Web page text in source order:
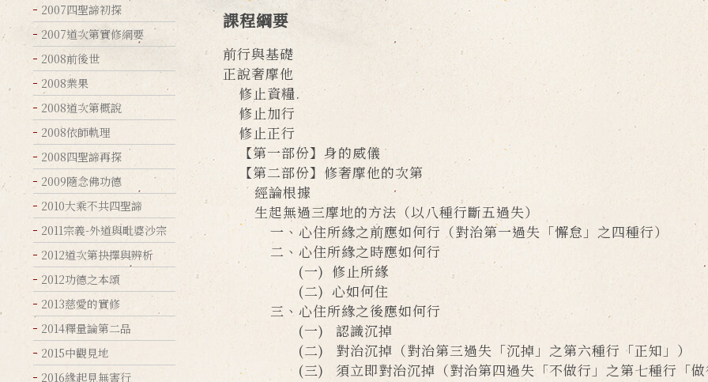
2007四聖諦初探
2007道次第實修綱要
2008前後世
2008業果
2008道次第概說
2008依師軌理
2008四聖諦再探
2009隨念佛功德
2010大乘不共四聖諦
2011宗義-外道與毗婆沙宗
2012道次第抉擇與辨析
2012功德之本頌
2013慈愛的實修
2014釋量論第二品
2015中觀見地
2016緣起見無害行
課程綱要
前行與基礎
正說奢摩他
修止資糧.
修止加行
修止正行
【第一部份】身的威儀
【第二部份】修奢摩他的次第
經論根據
生起無過三摩地的方法（以八種行斷五過失）
一、心住所緣之前應如何行（對治第一過失「懈怠」之四種行）
二、心住所緣之時應如何行
(一) 修止所緣
(二) 心如何住
三、心住所緣之後應如何行
(一) 認識沉掉
(二) 對治沉掉（對治第三過失「沉掉」之第六種行「正知」）
(三) 須立即對治沉掉（對治第四過失「不做行」之第七種行「做